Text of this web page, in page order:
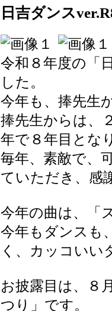
日吉ダンス
令和８年度の「
した。
今年も、捧先生
捧先生からは、
年で８年目とな
毎年、素敵で、
ていただき、感
今年の曲は、「
今年もダンスも
く、カッコいい
お披露目は、８
つり」です。